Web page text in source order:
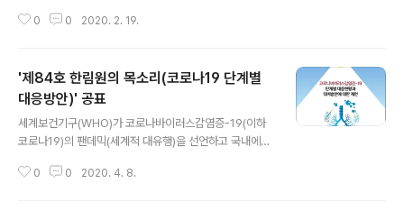
바이러스를 상대로 총력전을 펼치고 있는 가운데 과학기술
한민구·이하 한림원)은 ‘신종 코로나바이러스 등 신종감염
증 사태에 대한 대처방안 제언’을 주제로 12일 ‘한림원의
목소리 제83호’를 공표했다. 이번 한림원의 목소리에서는
신종 코로나바이러스의 발생과 전파 과정, 특징 등을 밝히
고 대응방향을 제시했으며 향후 발생할 신종감염증에 대한
대비전략 또한 제안했다. 특히 이후에도 신종 바이러스가
0 0 2020. 2. 19.
'제84호 한림원의 목소리(코로나19 단계별
대응방안)' 공표
세계보건기구(WHO)가 코로나바이러스감염증-19(이하
코로나19)의 팬데믹(세계적 대유행)을 선언하고 국내에서
가들이 중간점검을 통해 현 상황에 맞는 향후 대응방안을
0 0 2020. 4. 8.